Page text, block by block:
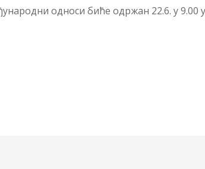
односи биће одржан 22.6. у 9.00